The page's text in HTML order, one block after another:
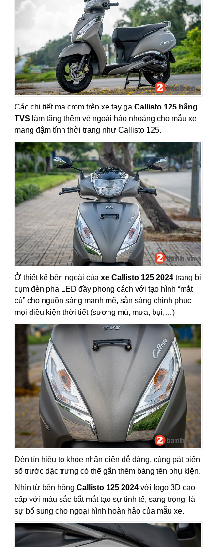
Các chi tiết mạ crom trên xe tay ga Callisto 125 hãng
TVS làm tăng thêm vẻ ngoài hào nhoáng cho mẫu xe
mang đậm tính thời trang như Callisto 125.
Ở thiết kế bên ngoài của xe Callisto 125 2024 trang bị
cụm đèn pha LED đầy phong cách với tạo hình “mắt
cú” cho nguồn sáng mạnh mẽ, sẵn sàng chinh phục
mọi điều kiện thời tiết (sương mù, mưa, bụi,…)
Đèn tín hiệu to khỏe nhận diện dễ dàng, cùng pát biển
số trước đặc trưng có thể gắn thêm bảng tên phụ kiện.
Nhìn từ bên hông Callisto 125 2024 với logo 3D cao
cấp với màu sắc bắt mắt tạo sự tinh tế, sang trọng, là
sự bổ sung cho ngoại hình hoàn hảo của mẫu xe.